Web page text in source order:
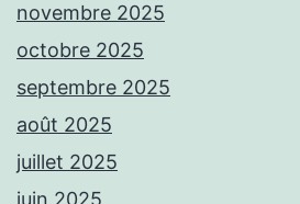
novembre 2025
octobre 2025
septembre 2025
août 2025
juillet 2025
juin 2025